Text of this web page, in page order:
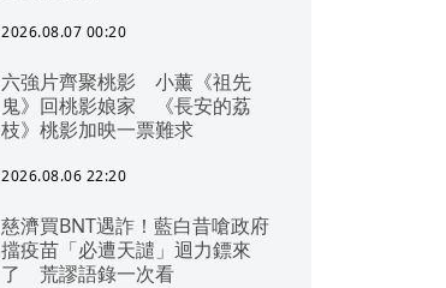
2026.08.07 00:20
六強片齊聚桃影 小薰《祖先
鬼》回桃影娘家 《長安的荔
枝》桃影加映一票難求
2026.08.06 22:20
慈濟買BNT遇詐！藍白昔嗆政府
擋疫苗「必遭天譴」迴力鏢來
了 荒謬語錄一次看